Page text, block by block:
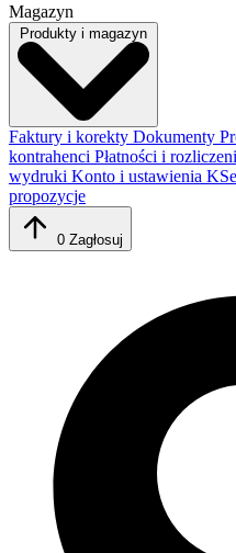
Magazyn
Produkty i magazyn
Faktury i korekty Dokumenty
kontrahenci Płatności i
wydruki Konto i ustawienia
propozycje
0 Zagłosuj